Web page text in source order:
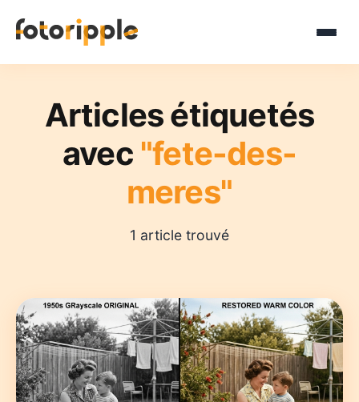
Articles étiquetés
avec "fete-des-
meres"
1 article trouvé